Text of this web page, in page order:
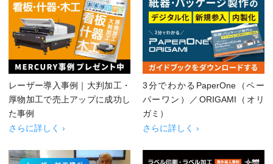
レーザー導入事例｜大判加工・
厚物加工で売上アップに成功し
た事例
さらに詳しく ›
3分でわかるPaperOne（ペー
パーワン）／ORIGAMI（オリ
ガミ）
さらに詳しく ›